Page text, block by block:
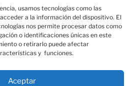
usamos tecnologías como las
a la información del dispositivo. El
nos permite procesar datos como
o identificaciones únicas en este
o retirarlo puede afectar
y funciones.
Aceptar